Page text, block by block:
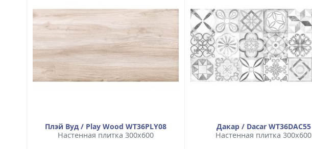
Плэй Вуд / Play Wood WT36PLY08
Настенная плитка 300x600
Дакар / Dacar WT36DAC55
Настенная плитка 300x600